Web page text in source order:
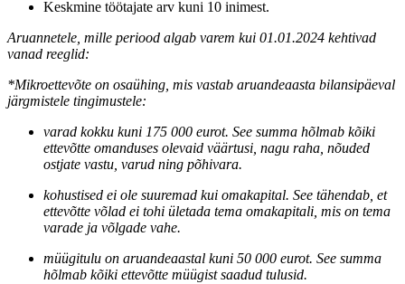
Keskmine töötajate arv kuni 10 inimest.
Aruannetele, mille periood algab varem kui 01.01.2024 kehtivad
vanad reeglid:
*Mikroettevõte on osaühing, mis vastab aruandeaasta bilansipäeval
järgmistele tingimustele:
varad kokku kuni 175 000 eurot. See summa hõlmab kõiki
ettevõtte omanduses olevaid väärtusi, nagu raha, nõuded
ostjate vastu, varud ning põhivara.
kohustised ei ole suuremad kui omakapital. See tähendab, et
ettevõtte võlad ei tohi ületada tema omakapitali, mis on tema
varade ja võlgade vahe.
müügitulu on aruandeaastal kuni 50 000 eurot. See summa
hõlmab kõiki ettevõtte müügist saadud tulusid.